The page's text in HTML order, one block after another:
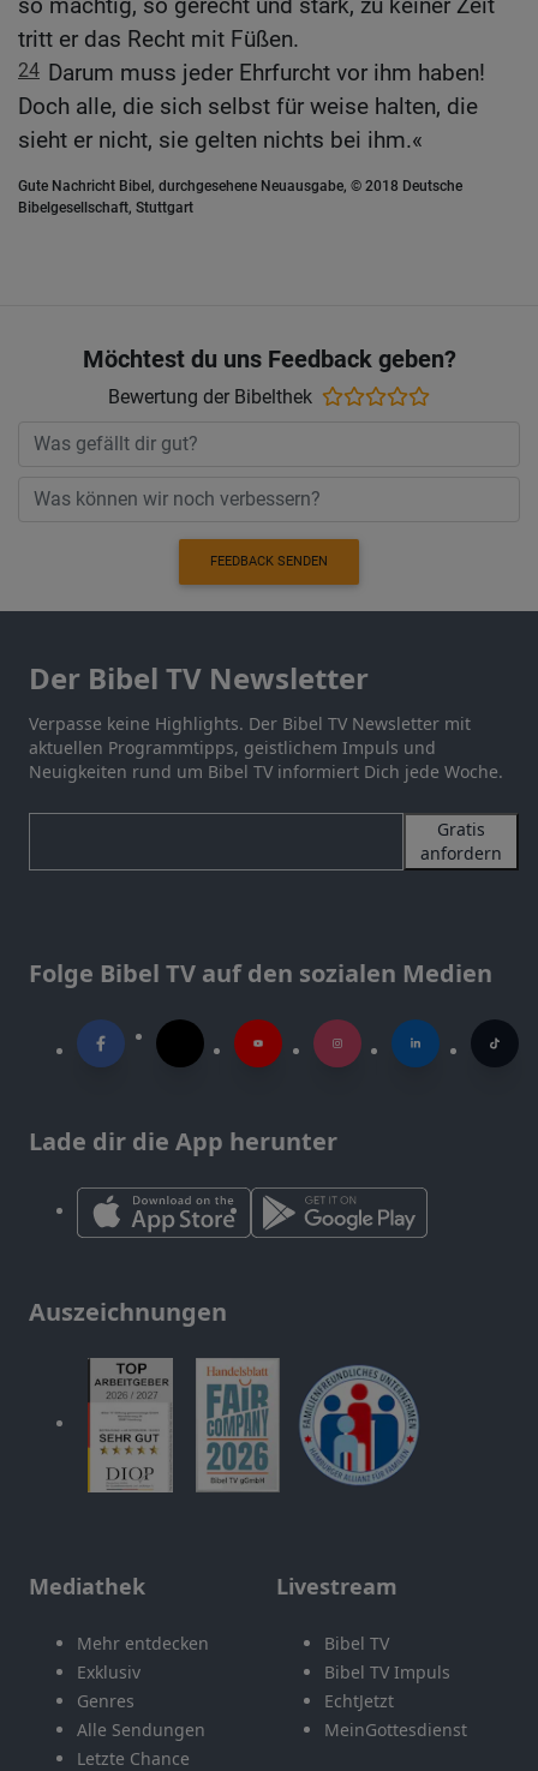
tritt er das Recht mit Füßen.
24 Darum muss jeder Ehrfurcht vor ihm haben!
Doch alle, die sich selbst für weise halten, die
sieht er nicht, sie gelten nichts bei ihm.«
Gute Nachricht Bibel, durchgesehene Neuausgabe, © 2018 Deutsche
Bibelgesellschaft, Stuttgart
Möchtest du uns Feedback geben?
Bewertung der Bibelthek
FEEDBACK SENDEN
Der Bibel TV Newsletter
Verpasse keine Highlights. Der Bibel TV Newsletter mit
aktuellen Programmtipps, geistlichem Impuls und
Neuigkeiten rund um Bibel TV informiert Dich jede Woche.
Gratis
anfordern
Folge Bibel TV auf den sozialen Medien
Lade dir die App herunter
Auszeichnungen
Mediathek
Mehr entdecken
Exklusiv
Genres
Alle Sendungen
Letzte Chance
Livestream
Bibel TV
Bibel TV Impuls
EchtJetzt
MeinGottesdienst